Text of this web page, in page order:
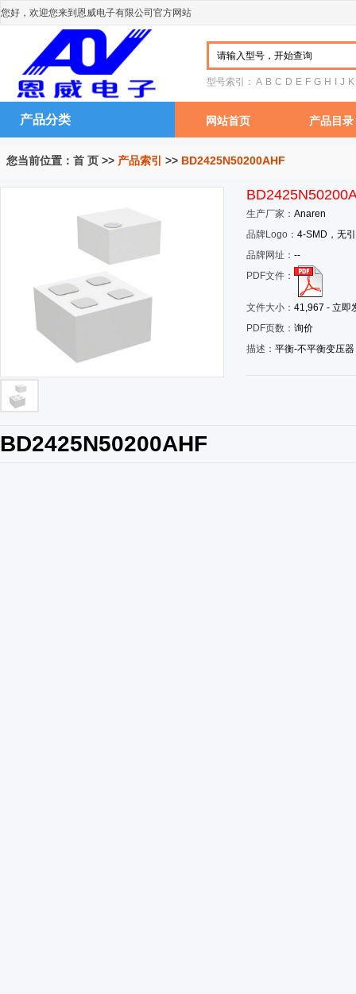
您好，欢迎您来到恩威电子有限公司官方网站
型号索引： A B C D E F G H J K
产品分类 网站首页 产品目录
您当前位置： 首 页 >> 产品索引 >> BD2425N50200AHF
生产厂家： Anaren
品牌Logo： 4-SMD，无
品牌网址： --
PDF文件：
文件大小： 41,967 - 立即
PDF页数： 询价
描述： 平衡-不平衡变压器
BD2425N50200AHF